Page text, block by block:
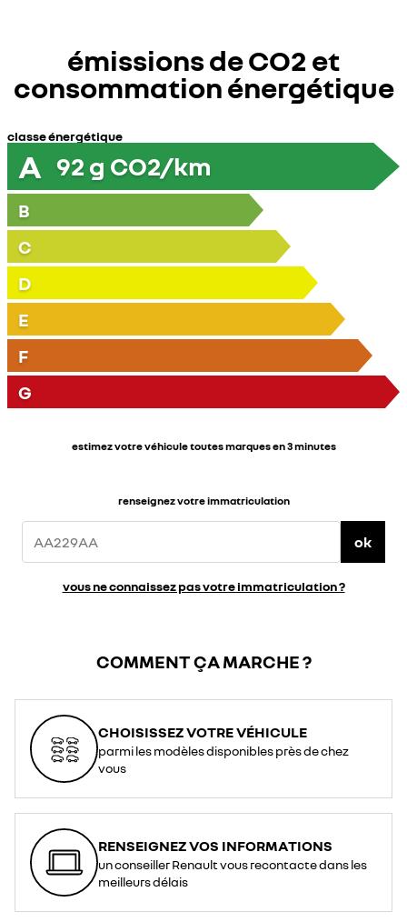
émissions de CO2 et
consommation énergétique
classe énergétique
A 92 g CO2/km
B
C
D
E
F
G
estimez votre véhicule toutes marques en 3 minutes
renseignez votre immatriculation
ok
vous ne connaissez pas votre immatriculation ?
COMMENT ÇA MARCHE ?
CHOISISSEZ VOTRE VÉHICULE
parmi les modèles disponibles près de chez
vous
RENSEIGNEZ VOS INFORMATIONS
un conseiller Renault vous recontacte dans les
meilleurs délais